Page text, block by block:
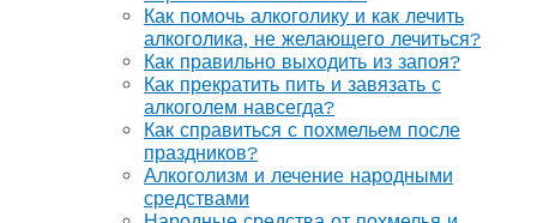
Как помочь алкоголику и как лечить
алкоголика, не желающего лечиться?
Как правильно выходить из запоя?
Как прекратить пить и завязать с
алкоголем навсегда?
Как справиться с похмельем после
праздников?
Алкоголизм и лечение народными
средствами